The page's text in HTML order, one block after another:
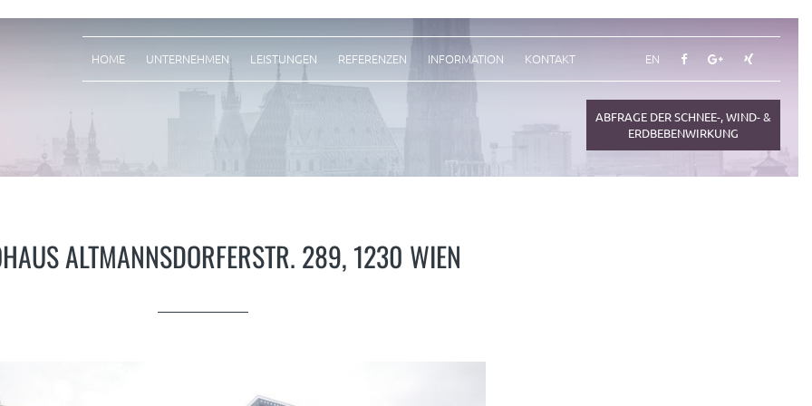
HOME UNTERNEHMEN LEISTUNGEN REFERENZEN INFORMATION KONTAKT EN
ABFRAGE DER SCHNEE-, WIND- &
ERDBEBENWIRKUNG
ALTMANNSDORFERSTR. 289, 1230 WIEN